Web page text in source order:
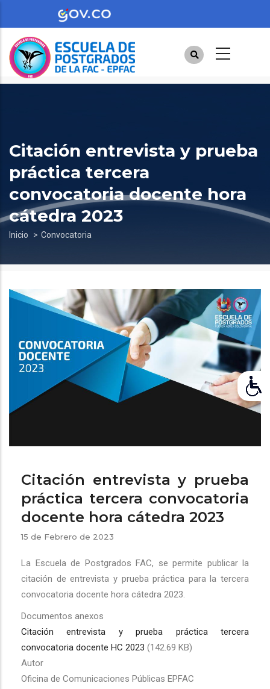
contenido
principal
Citación entrevista y prueba
práctica tercera
convocatoria docente hora
cátedra 2023
Sobrescribir
ayuda
navegación
Inicio Convocatoria
Citación entrevista y prueba
práctica tercera convocatoria
docente hora cátedra 2023
15 de Febrero de 2023
La Escuela de Postgrados FAC, se permite publicar la
citación de entrevista y prueba práctica para la tercera
convocatoria docente hora cátedra 2023.
Documentos anexos
Citación entrevista y prueba práctica tercera
convocatoria docente HC 2023 (142.69 KB)
Autor
Oficina de Comunicaciones Públicas EPFAC